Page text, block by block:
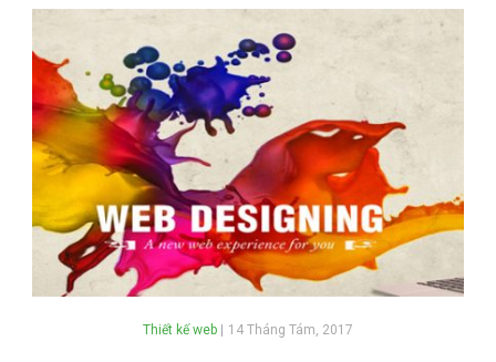
Thiết kế web| 14 Tháng Tám, 2017